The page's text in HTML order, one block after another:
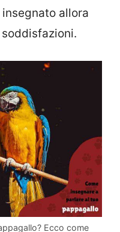
allora
Ecco come